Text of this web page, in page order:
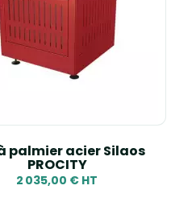
palmier acier Silaos
PROCITY
2 035,00 € HT